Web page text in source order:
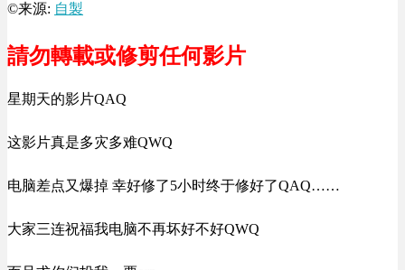
©来源: 自製
請勿轉載或修剪任何影片
星期天的影片QAQ
这影片真是多灾多难QWQ
电脑差点又爆掉 幸好修了5小时终于修好了QAQ……
大家三连祝福我电脑不再坏好不好QWQ